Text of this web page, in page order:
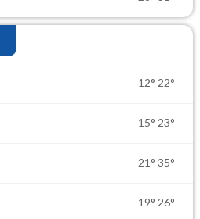
12° 22°
15° 23°
21° 35°
19° 26°